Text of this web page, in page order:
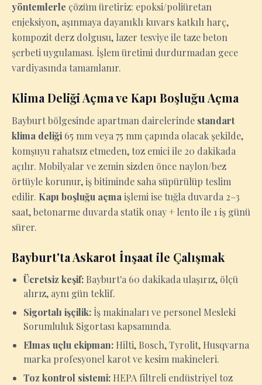
yöntemlerle çözüm üretiriz: epoksi/poliüretan
enjeksiyon, aşınmaya dayanıklı kuvars katkılı harç,
kompozit derz dolgusu, lazer tesviye ile taze beton
şerbeti uygulaması. İşlem üretimi durdurmadan gece
vardiyasında tamamlanır.
Klima Deliği Açma ve Kapı Boşluğu Açma
Bayburt bölgesinde apartman dairelerinde standart
klima deliği 65 mm veya 75 mm çapında olacak şekilde,
komşuyu rahatsız etmeden, toz emici ile 20 dakikada
açılır. Mobilyalar ve zemin sizden önce naylon/bez
örtüyle korunur, iş bitiminde saha süpürülüp teslim
edilir. Kapı boşluğu açma işlemi ise tuğla duvarda 2–3
saat, betonarme duvarda statik onay + lento ile 1 iş günü
sürer.
Bayburt'ta Askarot İnşaat ile Çalışmak
Ücretsiz keşif: Bayburt'a 60 dakikada ulaşırız, ölçü
alırız, aynı gün teklif.
Sigortalı işçilik: İş makinaları ve personel Mesleki
Sorumluluk Sigortası kapsamında.
Elmas uçlu ekipman: Hilti, Bosch, Tyrolit, Husqvarna
marka profesyonel karot ve kesim makineleri.
Toz kontrol sistemi: HEPA filtreli endüstriyel toz